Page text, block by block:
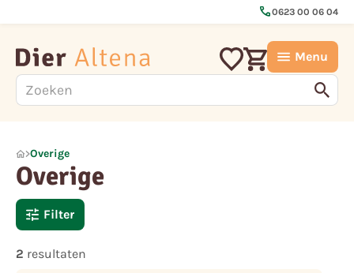
call0623 00 06 04
Menu
Overige
Overige
Filter
2 resultaten